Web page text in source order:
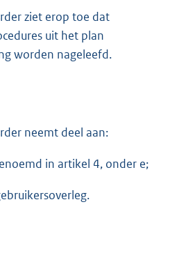
ziet erop toe dat
uit het plan
worden nageleefd.
neemt deel aan:
in artikel 4, onder e;